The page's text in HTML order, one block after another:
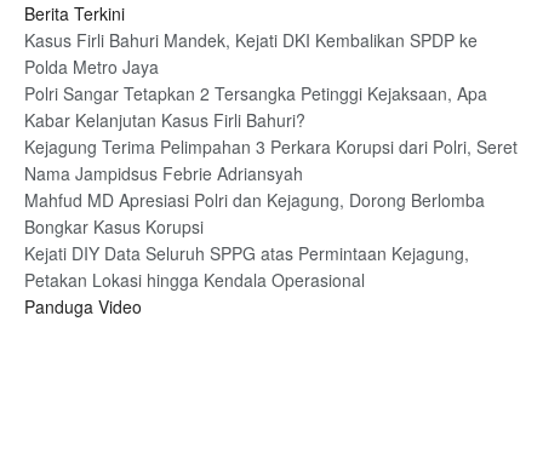
Berita Terkini
Kasus Firli Bahuri Mandek, Kejati DKI Kembalikan SPDP ke
Polda Metro Jaya
Polri Sangar Tetapkan 2 Tersangka Petinggi Kejaksaan, Apa
Kabar Kelanjutan Kasus Firli Bahuri?
Kejagung Terima Pelimpahan 3 Perkara Korupsi dari Polri, Seret
Nama Jampidsus Febrie Adriansyah
Mahfud MD Apresiasi Polri dan Kejagung, Dorong Berlomba
Bongkar Kasus Korupsi
Kejati DIY Data Seluruh SPPG atas Permintaan Kejagung,
Petakan Lokasi hingga Kendala Operasional
Panduga Video